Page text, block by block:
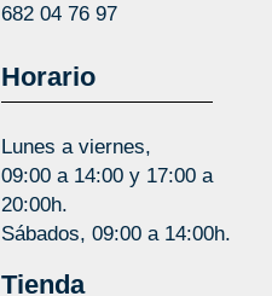
682 04 76 97
Horario
Lunes a viernes,
09:00 a 14:00 y 17:00 a
20:00h.
Sábados, 09:00 a 14:00h.
Tienda